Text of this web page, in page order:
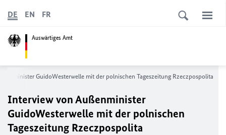
Auswärtiges Amt
DE EN FR
GuidoWesterwelle mit der polnischen Tageszeitung Rzeczpospolita
Interview von Außenminister
GuidoWesterwelle mit der polnischen
Tageszeitung Rzeczpospolita